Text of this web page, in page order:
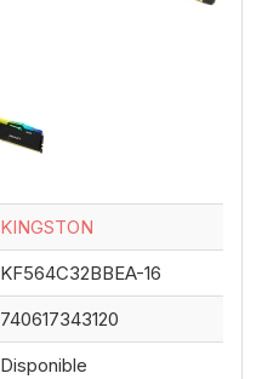
KINGSTON
KF564C32BBEA-16
740617343120
Disponible